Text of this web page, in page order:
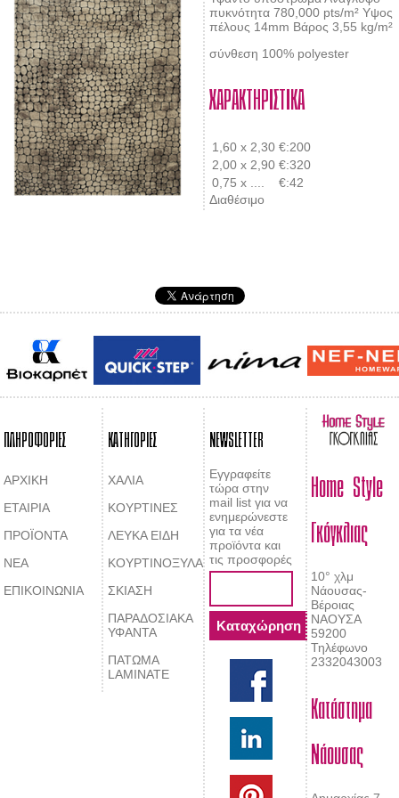
πυκνότητα 780,000 pts/m² Υψος
πέλους 14mm Βάρος 3,55 kg/m²
σύνθεση 100% polyester
ΧΑΡΑΚΤΗΡΙΣΤΙΚΑ
1,60 x 2,30 €:200
2,00 x 2,90 €:320
0,75 x ....
€:42
Διαθέσιμο
ΠΛΗΡΟΦΟΡΙΕΣ
ΑΡΧΙΚΗ
ΕΤΑΙΡΙΑ
ΠΡΟΪΟΝΤΑ
ΝΕΑ
ΕΠΙΚΟΙΝΩΝΙΑ
ΚΑΤΗΓΟΡΙΕΣ
ΧΑΛΙΑ
ΚΟΥΡΤΙΝΕΣ
ΛΕΥΚΑ ΕΙΔΗ
ΚΟΥΡΤΙΝΟΞΥΛΑ
ΣΚΙΑΣΗ
ΠΑΡΑΔΟΣΙΑΚΑ
ΥΦΑΝΤΑ
ΠΑΤΩΜΑ
LAMINATE
NEWSLETTER
Εγγραφείτε
τώρα στην
mail list για να
ενημερώνεστε
για τα νέα
προϊόντα και
τις προσφορές
Home Style
Γκόγκλιας
10° χλμ
Νάουσας-
Βέροιας
ΝΑΟΥΣΑ
59200
Τηλέφωνο
2332043003
Κατάστημα
Νάουσας